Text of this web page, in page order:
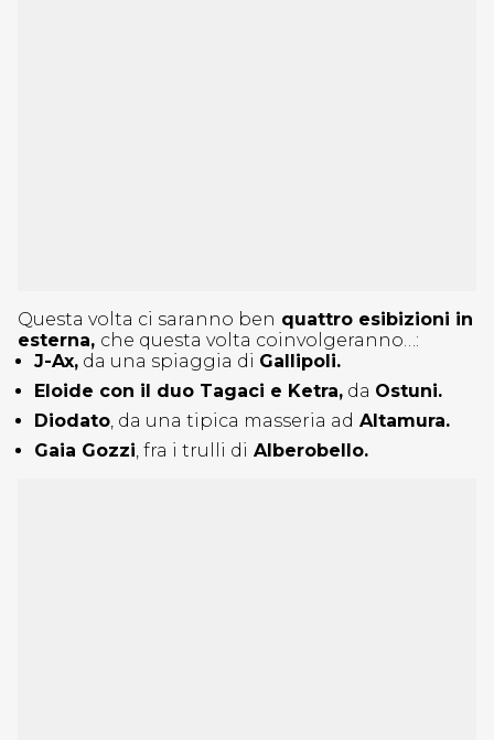
Questa volta ci saranno ben quattro esibizioni in
esterna, che questa volta coinvolgeranno…:
J-Ax, da una spiaggia di Gallipoli.
Eloide con il duo Tagaci e Ketra, da Ostuni.
Diodato, da una tipica masseria ad Altamura.
Gaia Gozzi, fra i trulli di Alberobello.